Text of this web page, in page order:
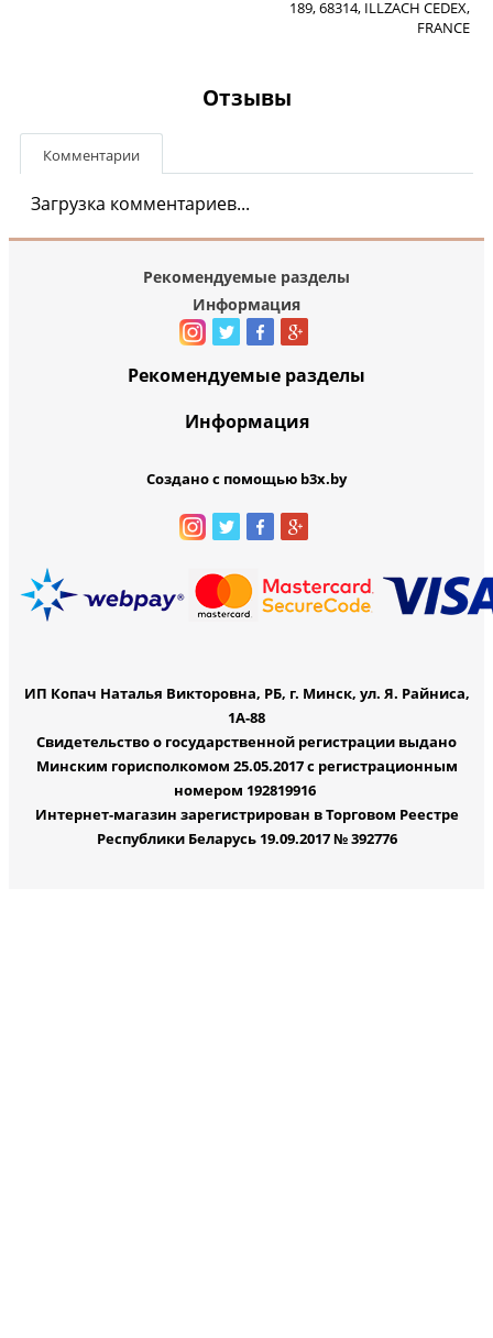
189, 68314, ILLZACH CEDEX,
FRANCE
Отзывы
Комментарии
Загрузка комментариев...
Рекомендуемые разделы
Информация
Рекомендуемые разделы
Информация
Создано с помощью b3x.by
ИП Копач Наталья Викторовна, РБ, г. Минск, ул. Я. Райниса,
1А-88
Свидетельство о государственной регистрации выдано
Минским горисполкомом 25.05.2017 с регистрационным
номером 192819916
Интернет-магазин зарегистрирован в Торговом Реестре
Республики Беларусь 19.09.2017 № 392776